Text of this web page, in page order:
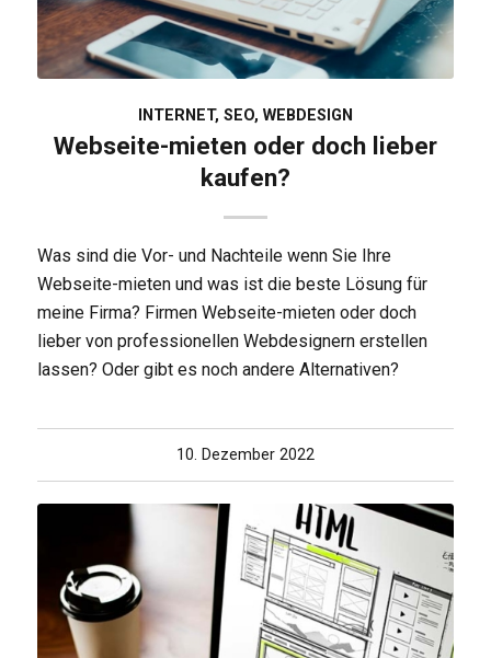
INTERNET, SEO, WEBDESIGN
Webseite-mieten oder doch lieber
kaufen?
Was sind die Vor- und Nachteile wenn Sie Ihre
Webseite-mieten und was ist die beste Lösung für
meine Firma? Firmen Webseite-mieten oder doch
lieber von professionellen Webdesignern erstellen
lassen? Oder gibt es noch andere Alternativen?
10. Dezember 2022